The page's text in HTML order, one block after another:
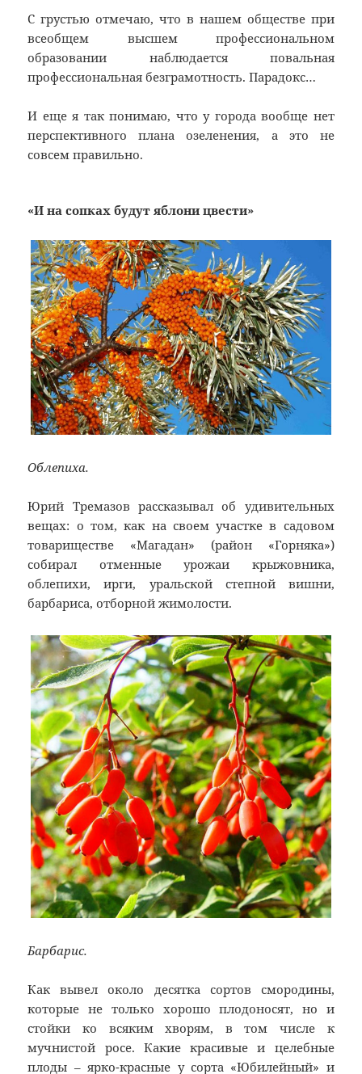
С грустью отмечаю, что в нашем обществе при
всеобщем высшем профессиональном
образовании наблюдается повальная
профессиональная безграмотность. Парадокс…
И еще я так понимаю, что у города вообще нет
перспективного плана озеленения, а это не
совсем правильно.
«И на сопках будут яблони цвести»
Облепиха.
Юрий Тремазов рассказывал об удивительных
вещах: о том, как на своем участке в садовом
товариществе «Магадан» (район «Горняка»)
собирал отменные урожаи крыжовника,
облепихи, ирги, уральской степной вишни,
барбариса, отборной жимолости.
Барбарис.
Как вывел около десятка сортов смородины,
которые не только хорошо плодоносят, но и
стойки ко всяким хворям, в том числе к
мучнистой росе. Какие красивые и целебные
плоды – ярко-красные у сорта «Юбилейный» и